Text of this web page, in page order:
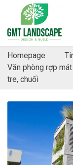
Homepage
Văn phòng rợp
tre, chuối